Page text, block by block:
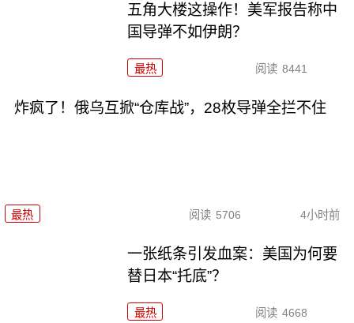
五角大楼这操作！美军报告称中
国导弹不如伊朗？
最热 阅读 8441
炸疯了！俄乌互掀“仓库战”，28枚导弹全拦不住
最热 阅读 5706 4小时前
一张纸条引发血案：美国为何要
替日本“托底”？
最热 阅读 4668